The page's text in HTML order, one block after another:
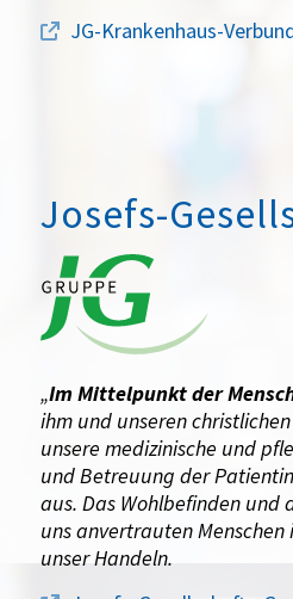
JG-Krankenhaus-
Josefs-
„Im Mittelpunkt der
ihm und unseren
unsere medizinische und
und Betreuung der
aus. Das Wohlbefinden und
uns anvertrauten
unser Handeln.